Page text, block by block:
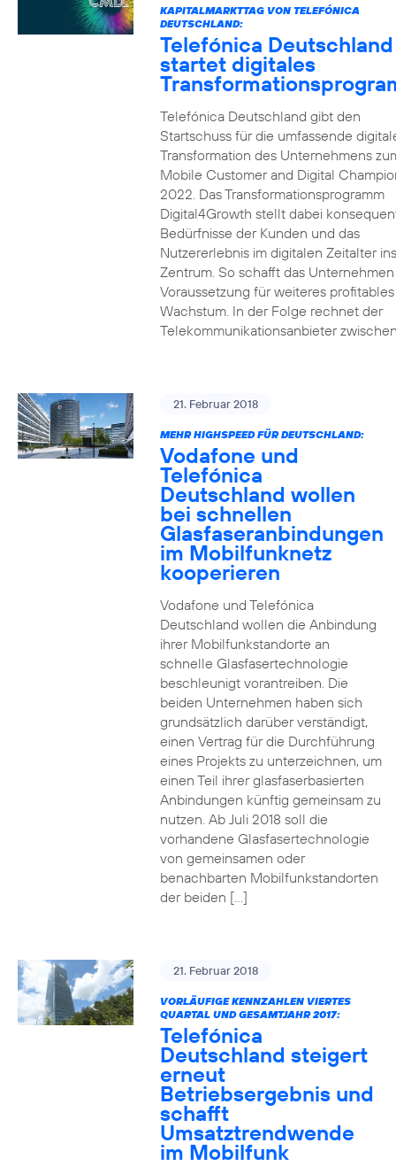
KAPITALMARKTTAG VON TELEFÓNICA
DEUTSCHLAND:
Telefónica Deutschland
startet digitales
Telefónica Deutschland gibt den
Startschuss für die umfassende
Transformation des Unternehmens
Mobile Customer and Digital
2022. Das Transformationsprogramm
Digital4Growth stellt dabei
Bedürfnisse der Kunden und das
Nutzererlebnis im digitalen Zeitalter ins
Zentrum. So schafft das
Voraussetzung für weiteres profitables
Wachstum. In der Folge rechnet der
Telekommunikationsanbieter
21. Februar 2018
MEHR HIGHSPEED FÜR DEUTSCHLAND:
Vodafone und
Telefónica
Deutschland wollen
bei schnellen
Glasfaseranbindungen
im Mobilfunknetz
kooperieren
Vodafone und Telefónica
Deutschland wollen die Anbindung
ihrer Mobilfunkstandorte an
schnelle Glasfasertechnologie
beschleunigt vorantreiben. Die
beiden Unternehmen haben sich
grundsätzlich darüber verständigt,
einen Vertrag für die Durchführung
eines Projekts zu unterzeichnen, um
einen Teil ihrer glasfaserbasierten
Anbindungen künftig gemeinsam zu
nutzen. Ab Juli 2018 soll die
vorhandene Glasfasertechnologie
von gemeinsamen oder
benachbarten Mobilfunkstandorten
der beiden […]
21. Februar 2018
VORLÄUFIGE KENNZAHLEN VIERTES
QUARTAL UND GESAMTJAHR 2017:
Telefónica
Deutschland steigert
erneut
Betriebsergebnis und
schafft
Umsatztrendwende
im Mobilfunk